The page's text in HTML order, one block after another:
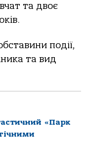
та двоє
події,
та вид
«Парк